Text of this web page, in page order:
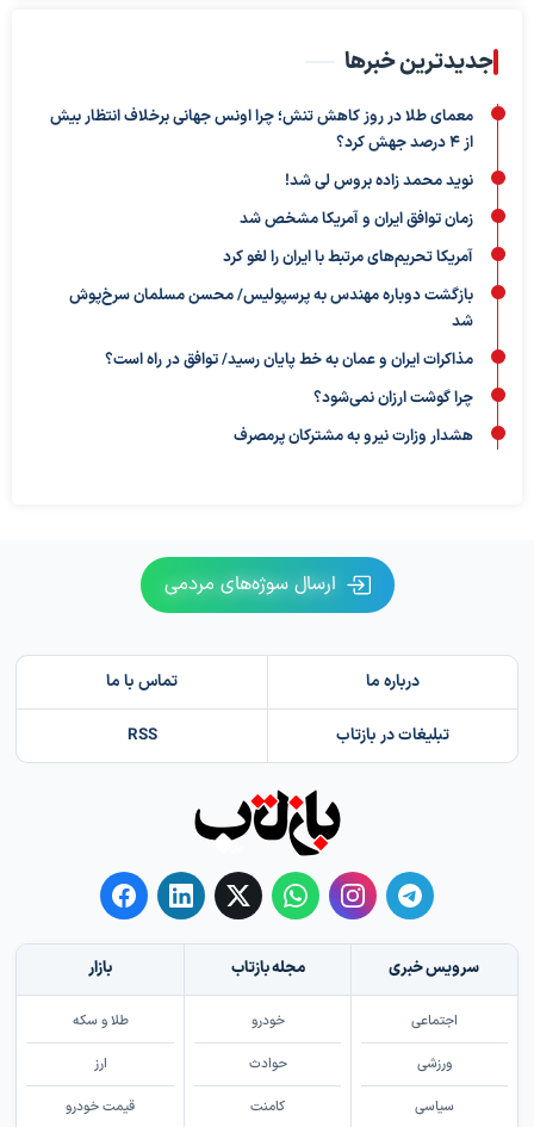
جدیدترین خبرها
معمای طلا در روز کاهش تنش؛ چرا اونس جهانی برخلاف انتظار بیش
از ۴ درصد جهش کرد؟
نوید محمد زاده بروس لی شد!
زمان توافق ایران و آمریکا مشخص شد
آمریکا تحریم‌های مرتبط با ایران را لغو کرد
بازگشت دوباره مهندس به پرسپولیس/ محسن مسلمان سرخ‌پوش
شد
مذاکرات ایران و عمان به خط پایان رسید/ توافق در راه است؟
چرا گوشت ارزان نمی‌شود؟
هشدار وزارت نیرو به مشترکان پرمصرف
ارسال سوژه‌های مردمی
درباره ما تماس با ما
تبلیغات در بازتاب RSS
سرویس خبری
اجتماعی
ورزشی
سیاسی
مجله بازتاب
خودرو
حوادث
کامنت
بازار
طلا و سکه
ارز
قیمت خودرو